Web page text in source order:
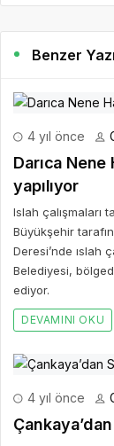
Benzer
4 yıl önce
Darıca
yapılıyor
Islah çalışmaları
Büyükşehir
Deresi’nde ıslah
Belediyesi,
ediyor.
DEVAMINI OKU
4 yıl önce